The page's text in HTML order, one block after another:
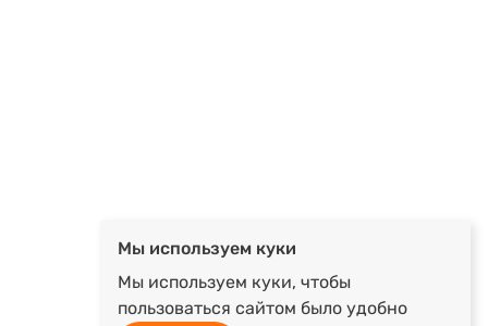
Мы используем куки
Мы используем куки, чтобы
пользоваться сайтом было удобно